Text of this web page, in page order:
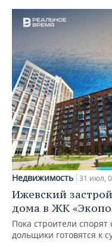
Недвижимость 31 июл,
Ижевский
дома в ЖК
Пока строители спорят
дольщики готовятся к